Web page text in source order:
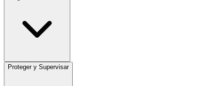
Proteger y Supervisar